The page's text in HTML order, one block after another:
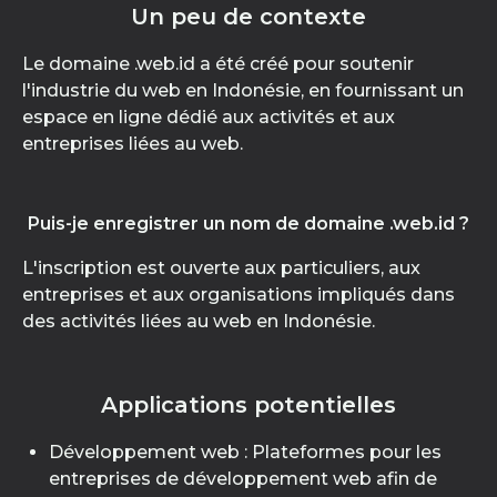
Un peu de contexte
Le domaine .web.id a été créé pour soutenir
l'industrie du web en Indonésie, en fournissant un
espace en ligne dédié aux activités et aux
entreprises liées au web.
Puis-je enregistrer un nom de domaine .web.id ?
L'inscription est ouverte aux particuliers, aux
entreprises et aux organisations impliqués dans
des activités liées au web en Indonésie.
Applications potentielles
Développement web : Plateformes pour les
entreprises de développement web afin de